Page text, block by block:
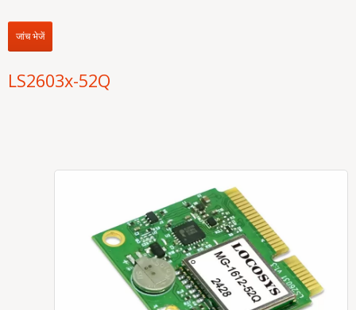
जांच भेजें
LS2603x-52Q